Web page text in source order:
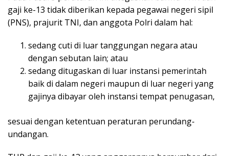
gaji ke-13 tidak diberikan kepada pegawai negeri sipil
(PNS), prajurit TNI, dan anggota Polri dalam hal:
sedang cuti di luar tanggungan negara atau
dengan sebutan lain; atau
sedang ditugaskan di luar instansi pemerintah
baik di dalam negeri maupun di luar negeri yang
gajinya dibayar oleh instansi tempat penugasan,
sesuai dengan ketentuan peraturan perundang-
undangan.